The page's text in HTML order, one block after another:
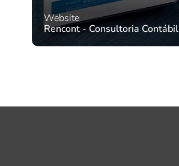
Website
Rencont - Consultoria Contábil